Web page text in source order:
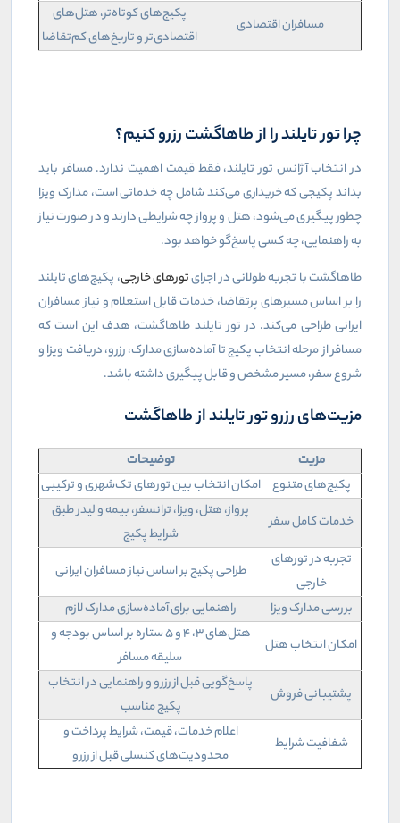
مسافران اقتصادی
پکیج‌های کوتاه‌تر، هتل‌های
اقتصادی‌تر و تاریخ‌های کم‌تقاضا
چرا تور تایلند را از طاهاگشت رزرو کنیم؟
در انتخاب آژانس تور تایلند، فقط قیمت اهمیت ندارد. مسافر باید
بداند پکیجی که خریداری می‌کند شامل چه خدماتی است، مدارک ویزا
چطور پیگیری می‌شود، هتل و پرواز چه شرایطی دارند و در صورت نیاز
به راهنمایی، چه کسی پاسخ‌گو خواهد بود.
طاهاگشت با تجربه طولانی در اجرایتورهای خارجی، پکیج‌های تایلند
را بر اساس مسیرهای پرتقاضا، خدمات قابل استعلام و نیاز مسافران
ایرانی طراحی می‌کند. در تور تایلند طاهاگشت، هدف این است که
مسافر از مرحله انتخاب پکیج تا آماده‌سازی مدارک، رزرو، دریافت ویزا و
شروع سفر، مسیر مشخص و قابل پیگیری داشته باشد.
مزیت‌های رزرو تور تایلند از طاهاگشت
مزیت
توضیحات
پکیج‌های متنوع امکان انتخاب بین تورهای تک‌شهری و ترکیبی
خدمات کامل سفر
پرواز، هتل، ویزا، ترانسفر، بیمه و لیدر طبق
شرایط پکیج
تجربه در تورهای
خارجی
طراحی پکیج بر اساس نیاز مسافران ایرانی
بررسی مدارک ویزا
راهنمایی برای آماده‌سازی مدارک لازم
امکان انتخاب هتل
هتل‌های ۳، ۴ و ۵ ستاره بر اساس بودجه و
سلیقه مسافر
پشتیبانی فروش
پاسخ‌گویی قبل از رزرو و راهنمایی در انتخاب
پکیج مناسب
شفافیت شرایط
اعلام خدمات، قیمت، شرایط پرداخت و
محدودیت‌های کنسلی قبل از رزرو